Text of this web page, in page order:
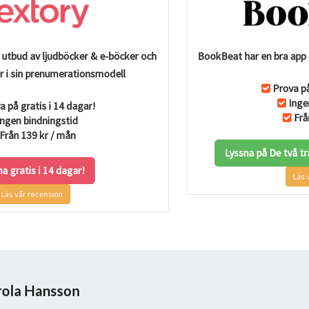
av ljudböcker & e-böcker och
i sin prenumerationsmodell
på gratis i 14 dagar!
bindningstid
Från 139 kr / mån
gratis i 14 dagar!
Läs vår recension
BookBeat har en bra
Prova
Lyssna på De två
Läs
Hansson